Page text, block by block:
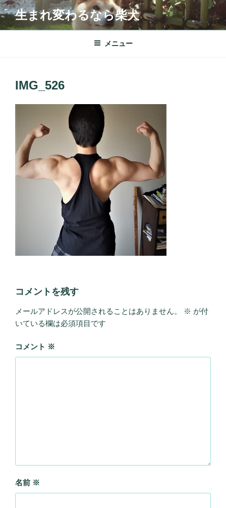
コ
ン
テ
生まれ変わるなら柴犬
メニュー
IMG_526
コメントを残す
メールアドレスが公開されることはありません。 ※ が付
いている欄は必須項目です
コメント ※
名前 ※